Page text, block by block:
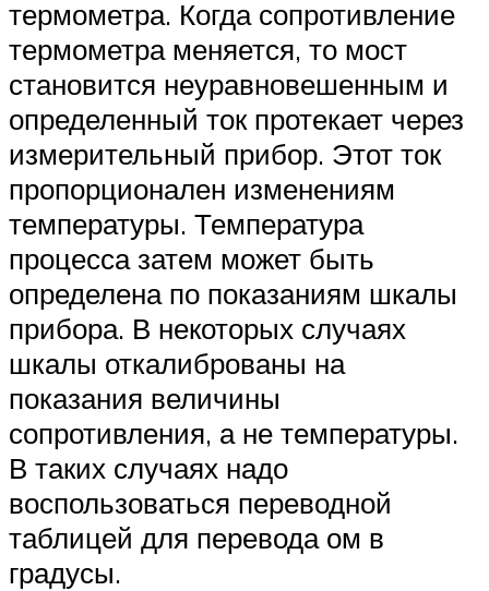
термометра. Когда сопротивление
термометра меняется, то мост
становится неуравновешенным и
определенный ток протекает через
измерительный прибор. Этот ток
пропорционален изменениям
температуры. Температура
процесса затем может быть
определена по показаниям шкалы
прибора. В некоторых случаях
шкалы откалиброваны на
показания величины
сопротивления, а не температуры.
В таких случаях надо
воспользоваться переводной
таблицей для перевода ом в
градусы.